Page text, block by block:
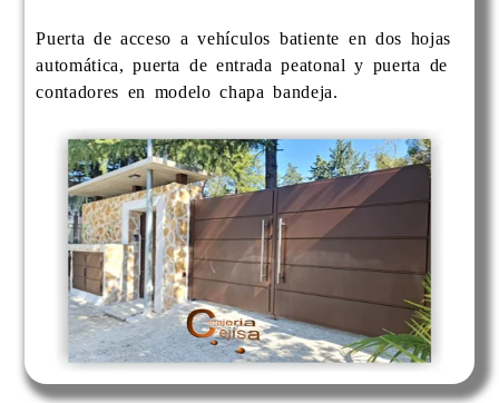
Puerta de acceso a vehículos batiente en dos hojas
automática, puerta de entrada peatonal y puerta de
contadores en modelo chapa bandeja.